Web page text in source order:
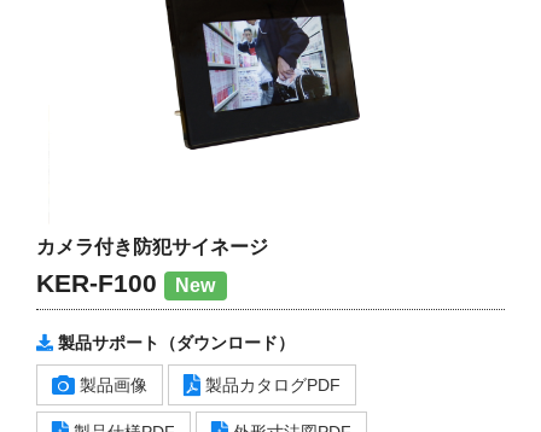
カメラ付き防犯サイネージ
KER-F100 New
製品サポート（ダウンロード）
製品画像 製品カタログPDF